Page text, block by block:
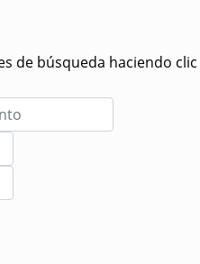
de búsqueda haciendo